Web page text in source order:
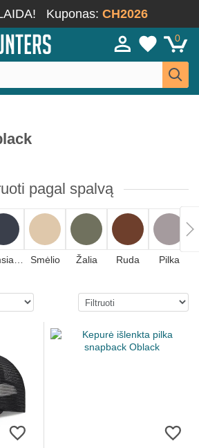
Kuponas: CH2026
0
pagal spalvą
Smėlio Žalia Ruda Pilka